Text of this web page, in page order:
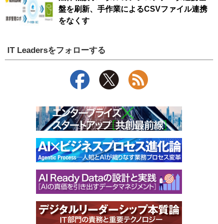
盤を刷新、手作業によるCSVファイル連携
をなくす
IT Leadersをフォローする